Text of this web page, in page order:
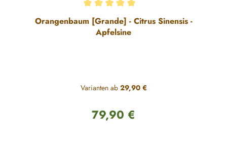
Durchschnittliche Bewertung von 5 von 5 Sternen
Orangenbaum [Grande] - Citrus Sinensis -
Apfelsine
Varianten ab29,90 €
Regulärer Preis:
79,90 €